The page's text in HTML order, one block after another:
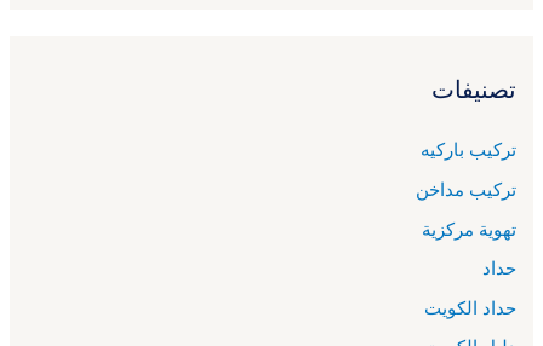
تصنيفات
تركيب باركيه
تركيب مداخن
تهوية مركزية
حداد
حداد الكويت